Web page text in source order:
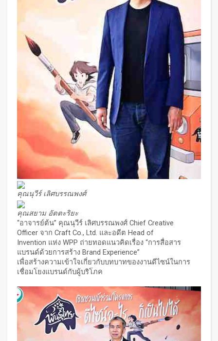
คุณนุวีร์ เลิศบรรณพงศ์
คุณสยาม อัตตะริยะ
“อาจารย์ต้น” คุณนุวีร์ เลิศบรรณพงศ์ Chief Creative
Officer จาก Craft Co., Ltd. และอดีต Head of
Invention แห่ง WPP ถ่ายทอดแนวคิดเรื่อง “การสื่อสาร
แบรนด์ด้วยการสร้าง Brand Experience”
เพื่อสร้างความเข้าใจเกี่ยวกับบทบาทของงานดีไซน์ในการ
เชื่อมโยงแบรนด์กับผู้บริโภค